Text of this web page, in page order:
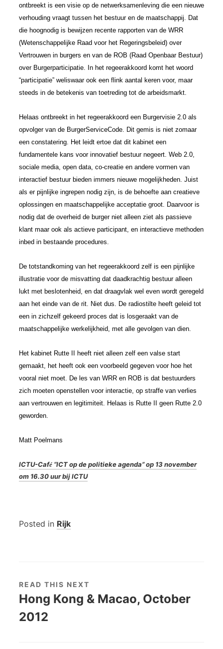
ontbreekt is een visie op de netwerksamenleving die een nieuwe
verhouding vraagt tussen het bestuur en de maatschappij. Dat
die hoognodig is bewijzen recente rapporten van de WRR
(Wetenschappelijke Raad voor het Regeringsbeleid) over
Vertrouwen in burgers en van de ROB (Raad Openbaar Bestuur)
over Burgerparticipatie. In het regeerakkoord komt het woord
“participatie” weliswaar ook een flink aantal keren voor, maar
steeds in de betekenis van toetreding tot de arbeidsmarkt.
Helaas ontbreekt in het regeerakkoord een Burgervisie 2.0 als
opvolger van de BurgerServiceCode. Dit gemis is niet zomaar
een constatering. Het leidt ertoe dat dit kabinet een
fundamentele kans voor innovatief bestuur negeert. Web 2.0,
sociale media, open data, co-creatie en andere vormen van
interactief bestuur bieden immers nieuwe mogelijkheden. Juist
als er pijnlijke ingrepen nodig zijn, is de behoefte aan creatieve
oplossingen en maatschappelijke acceptatie groot. Daarvoor is
nodig dat de overheid de burger niet alleen ziet als passieve
klant maar ook als actieve participant, en interactieve methoden
inbed in bestaande procedures.
De totstandkoming van het regeerakkoord zelf is een pijnlijke
illustratie voor de misvatting dat daadkrachtig bestuur alleen
lukt met beslotenheid, en dat draagvlak wel even wordt geregeld
aan het einde van de rit. Niet dus. De radiostilte heeft geleid tot
een in zichzelf gekeerd proces dat is losgeraakt van de
maatschappelijke werkelijkheid, met alle gevolgen van dien.
Het kabinet Rutte II heeft niet alleen zelf een valse start
gemaakt, het heeft ook een voorbeeld gegeven voor hoe het
vooral niet moet. De les van WRR en ROB is dat bestuurders
zich moeten openstellen voor interactie, op straffe van verlies
aan vertrouwen en legitimiteit. Helaas is Rutte II geen Rutte 2.0
geworden.
Matt Poelmans
ICTU-Café “ICT op de politieke agenda” op 13 november
om 16.30 uur bij ICTU
Posted in Rijk
READ THIS NEXT
Hong Kong & Macao, October
2012